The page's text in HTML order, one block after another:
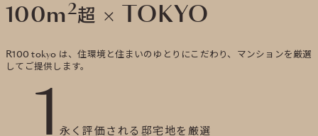
100m2超 × TOKYO
R100 tokyo は、住環境と住まいのゆとりにこだわり、マンションを厳選
してご提供します。
1 永く評価される邸宅地を厳選